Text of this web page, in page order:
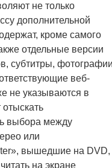
не только
дополнительной
кроме самого
отдельные версии
субтитры,
веб-
не указываются в
выбора между
или
вышедшие на DVD,
на экране